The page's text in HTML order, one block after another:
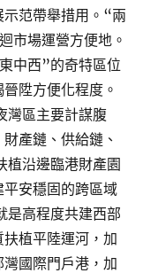
范帶舉措用。“兩
市場運營方便地。
中西”的奇特區位
陞方便化程度。
灣區主要計謀腹
產鏈、供給鏈、
植沿邊臨港財產園
安穩固的跨區域
是高程度共建西部
植平陸運河，加
國際門戶港，加